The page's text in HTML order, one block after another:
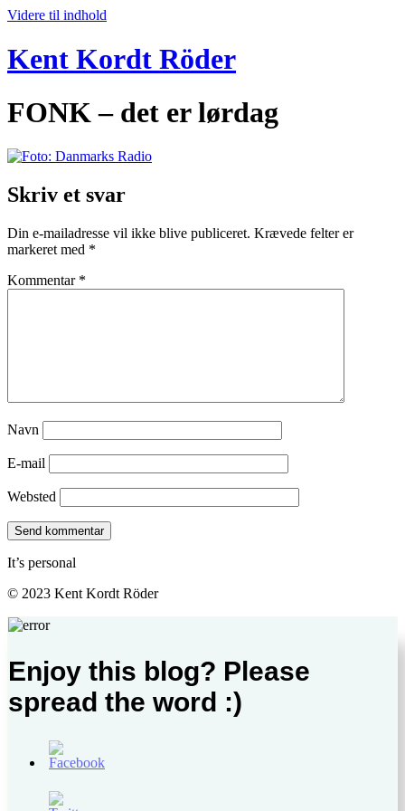
Videre til indhold
Kent Kordt Röder
FONK – det er lørdag
Skriv et svar
Din e-mailadresse vil ikke blive publiceret. Krævede felter er
markeret med *
Kommentar *
Navn
E-mail
Websted
It’s personal
© 2023 Kent Kordt Röder
Enjoy this blog? Please
spread the word :)